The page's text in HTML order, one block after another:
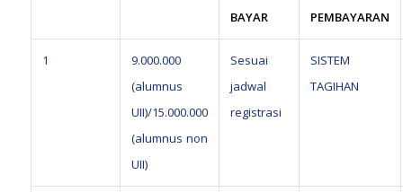
BAYAR
PEMBAYARAN
1
9.000.000
(alumnus
UII)/15.000.000
(alumnus non
UII)
Sesuai
jadwal
registrasi
SISTEM
TAGIHAN